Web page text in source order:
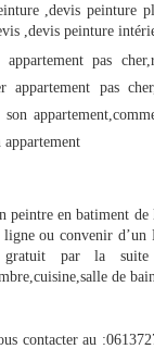
,devis peinture
,devis peinture
appartement pas
appartement pas
son
appartement
peintre en batiment
ou convenir d’un
par la suite
de
contacter au